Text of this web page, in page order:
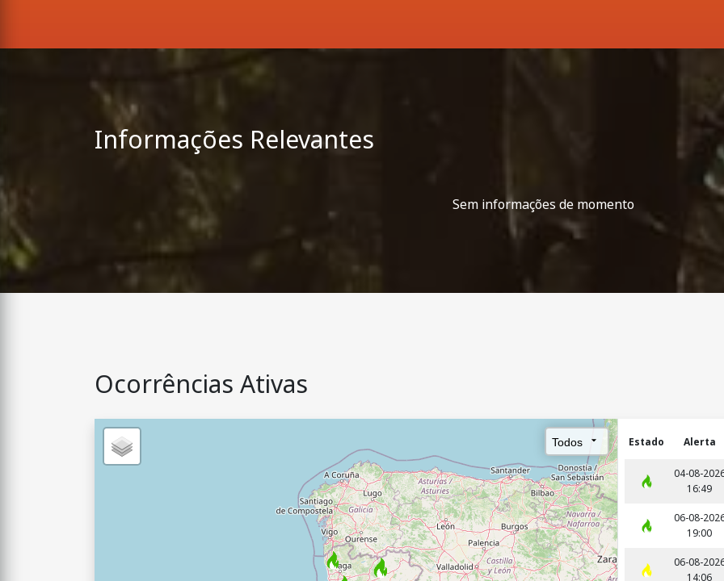
P
J
-
O
S
I
N
C
A
E
O
A
U
R
A
S
Informações Relevantes
Sem informações de momento
Ocorrências Ativas
Estado Alerta
04-08-
16:49
06-08-
19:00
06-08-
14:06